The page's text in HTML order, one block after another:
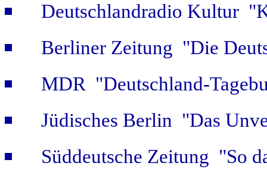
Deutschlandradio Kultur
Berliner Zeitung "Die
MDR "Deutschland-
Jüdisches Berlin "Das
Süddeutsche Zeitung "So